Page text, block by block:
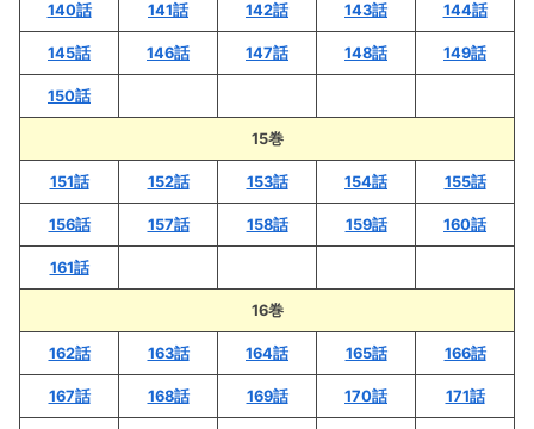
140話 141話 142話 143話 144話
145話 146話 147話 148話 149話
150話
15巻
151話 152話 153話 154話 155話
156話 157話 158話 159話 160話
161話
16巻
162話 163話 164話 165話 166話
167話 168話 169話 170話 171話